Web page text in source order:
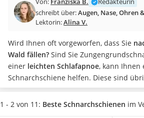
Masturbator
Massagepistole
Reisehaartrockner
Eiweißpulver
Magnesiumpräparat
Katzenklappe
Nackenmassagegerät
Zeckenschutz Katze
schreibt über:Augen, Nase, Ohren
Lektorin:Alina V.
Wird Ihnen oft vorgeworfen, dass Sie
Wald fällen? Sind Sie
einer leichten Schlafapnoe, kann Ihnen
Schnarchschiene helfen. Diese sind
Beißschiene gegen Zähneknirschen
beim Schlafen das A und O.Biblock-
1 - 2 von 11: Beste Schnarchschienen im